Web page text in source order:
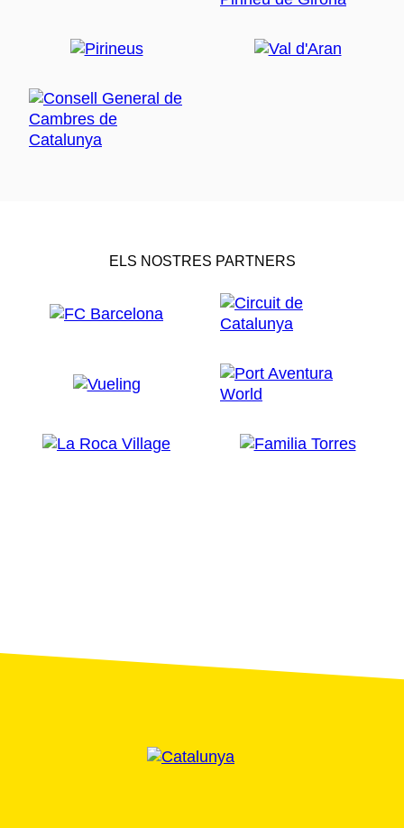
ELS NOSTRES PARTNERS